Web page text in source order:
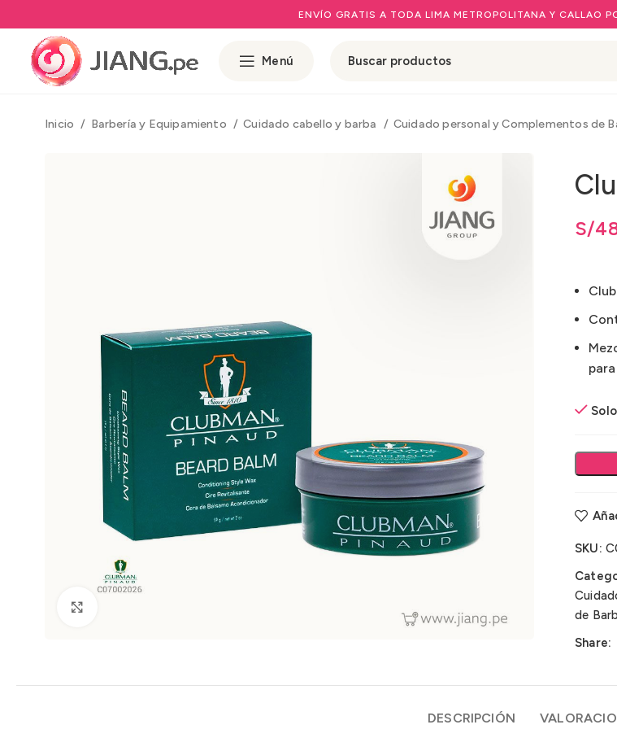
ENVÍO GRATIS A TODA LIMA METROPOLITANA Y CALLAO
Menú
Inicio Barbería y Equipamiento Cuidado cabello y barba Cuidado personal y Complementos de
S/
SKU:
de
Share:
DESCRIPCIÓN